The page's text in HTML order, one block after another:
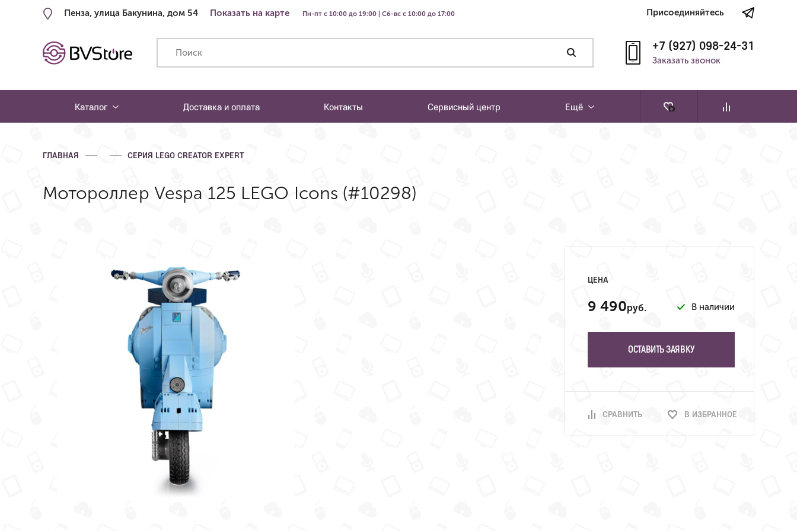
Пенза, улица Бакунина, дом 54 Показать на карте Пн-пт с 10:00 до 19:00 | Сб-вс с 10:00 до 17:00 Присоединяйтесь
+7 (927) 098-24-31
Заказать звонок
Каталог Доставка и оплата Контакты Сервисный центр Ещё
ГЛАВНАЯ СЕРИЯ LEGO CREATOR EXPERT
Мотороллер Vespa 125 LEGO Icons (#10298)
ЦЕНА
9 490руб. В наличии
ОСТАВИТЬ ЗАЯВКУ
СРАВНИТЬ В ИЗБРАННОЕ